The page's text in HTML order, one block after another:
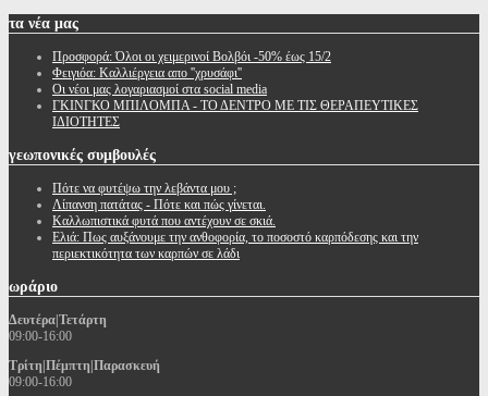
τα νέα μας
Προσφορά: Όλοι οι χειμερινοί Βολβόι -50% έως 15/2
Φειγιόα: Καλλιέργεια απο ''χρυσάφι''
Oι νέοι μας λογαριασμοί στα social media
ΓΚΙΝΓΚΟ ΜΠΙΛΟΜΠΑ - ΤΟ ΔΕΝΤΡΟ ΜΕ ΤΙΣ ΘΕΡΑΠΕΥΤΙΚΕΣ
ΙΔΙΟΤΗΤΕΣ
γεωπονικές συμβουλές
Πότε να φυτέψω την λεβάντα μου ;
Λίπανση πατάτας - Πότε και πώς γίνεται.
Καλλωπιστικά φυτά που αντέχουν σε σκιά.
Ελιά: Πως αυξάνουμε την ανθοφορία, το ποσοστό καρπόδεσης και την
περιεκτικότητα των καρπών σε λάδι
ωράριο
Δευτέρα|Τετάρτη
09:00-16:00
Τρίτη|Πέμπτη|Παρασκευή
09:00-16:00